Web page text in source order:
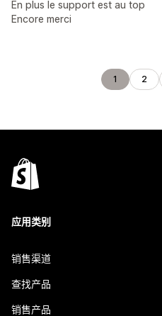
En plus le support est au top
Encore merci
1 2
应用类别
销售渠道
查找产品
销售产品